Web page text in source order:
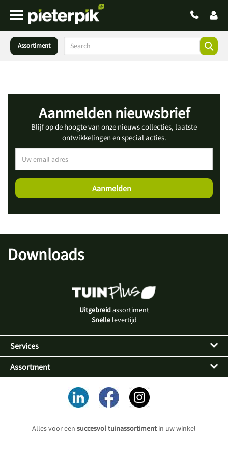
Assortiment
Aanmelden nieuwsbrief
Blijf op de hoogte van onze nieuws collecties, laatste
ontwikkelingen en special acties.
Downloads
Uitgebreidassortiment
Snellelevertijd
Services
Assortment
Alles voor een succesvol tuinassortiment in uw winkel